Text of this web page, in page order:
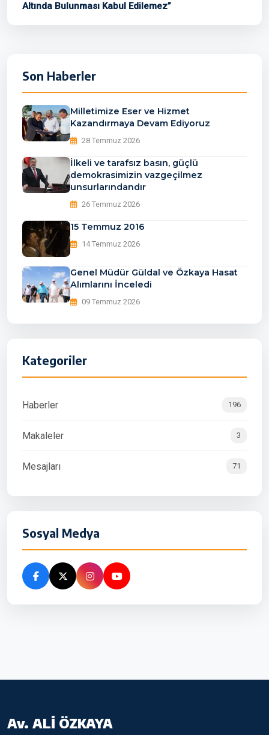
Altında Bulunması Kabul Edilemez”
Son Haberler
Milletimize Eser ve Hizmet
Kazandırmaya Devam Ediyoruz
28 Temmuz 2026
İlkeli ve tarafsız basın, güçlü
demokrasimizin vazgeçilmez
unsurlarındandır
26 Temmuz 2026
15 Temmuz 2016
14 Temmuz 2026
Genel Müdür Güldal ve Özkaya Hasat
Alımlarını İnceledi
09 Temmuz 2026
Kategoriler
Haberler 196
Makaleler 3
Mesajları 71
Sosyal Medya
Av. ALİ ÖZKAYA